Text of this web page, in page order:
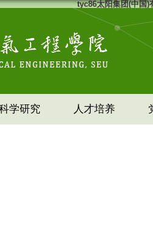
tyc86太阳集团(中国)
学研究 人才培养